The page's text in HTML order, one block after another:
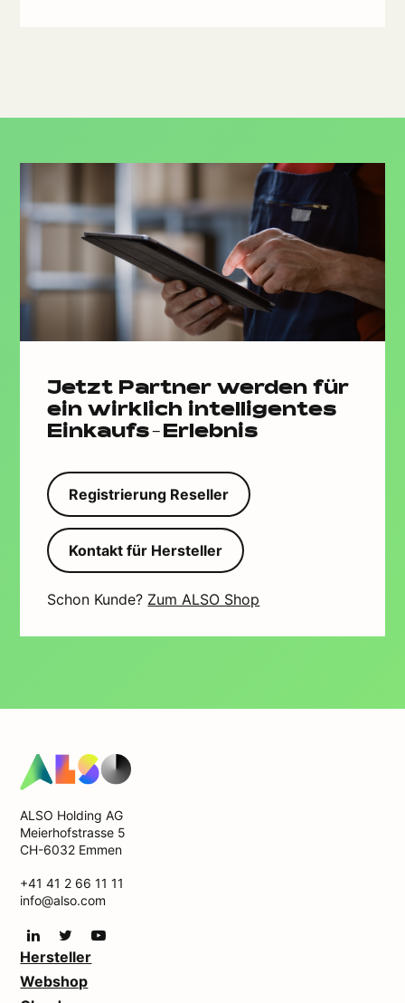
Jetzt Partner werden für
ein wirklich intelligentes
Einkaufs-Erlebnis
Registrierung Reseller
Kontakt für Hersteller
Schon Kunde? Zum ALSO Shop
ALSO Holding AG
Meierhofstrasse 5
CH-6032 Emmen
+41 41 2 66 11 11
info@also.com
Hersteller
Webshop